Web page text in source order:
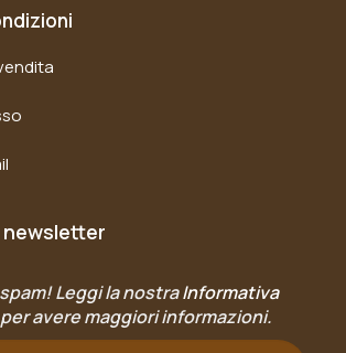
Leggi la nostraInformativa
avere maggiori informazioni.